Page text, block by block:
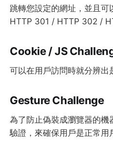
跳轉您設定的網址，並且可
HTTP 301 / HTTP 302 /
Cookie / JS
可以在用戶訪問時就分辨出
Gesture Challenge
為了防止偽裝成瀏覽器的
驗證，來確保用戶是正常用